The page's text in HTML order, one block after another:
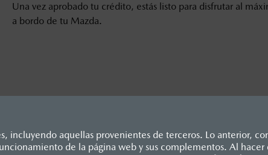
incluyendo aquellas provenientes de terceros. Lo anterior,
de la página web y sus complementos. Al
Una vez aprobado tu crédito, estás listo para disfrutar al
a bordo de tu Mazda.